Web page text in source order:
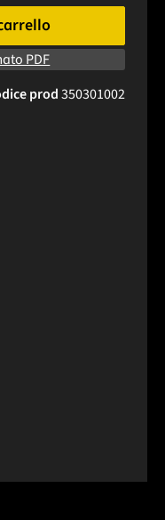
desiderata o usa i
PDF
prod350301002